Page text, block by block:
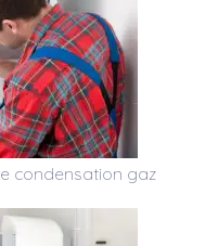
condensation gaz